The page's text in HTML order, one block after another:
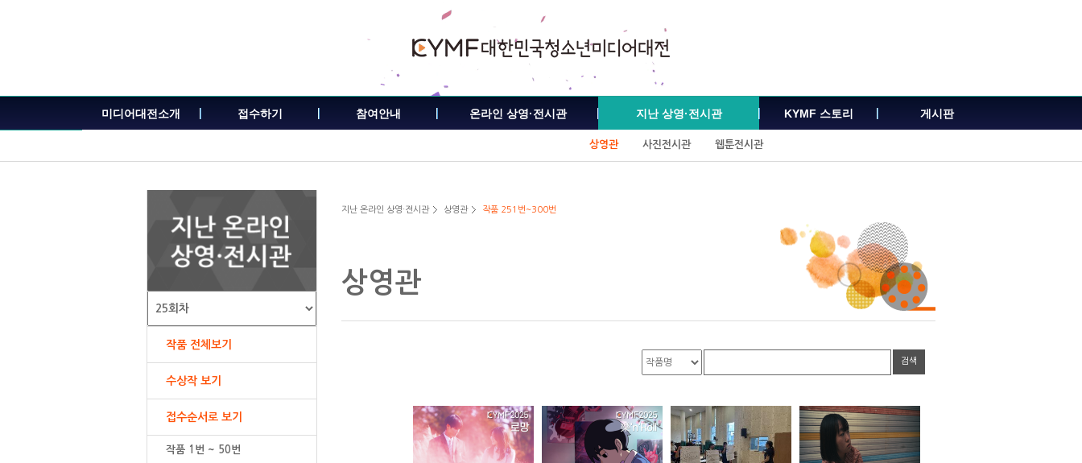
가
미디어대전소개 접수하기 참여안내 온라인 상영·전시관 지난 상영·전시관
상영관 사진전시관 웹툰전시관
KYMF 스토리 게시판
작품 전체보기
수상작 보기
접수순서로 보기
작품 1번 ~ 50번
지난 온라인 상영·전시관 상영관 작품 251번~300번
상영관
검색